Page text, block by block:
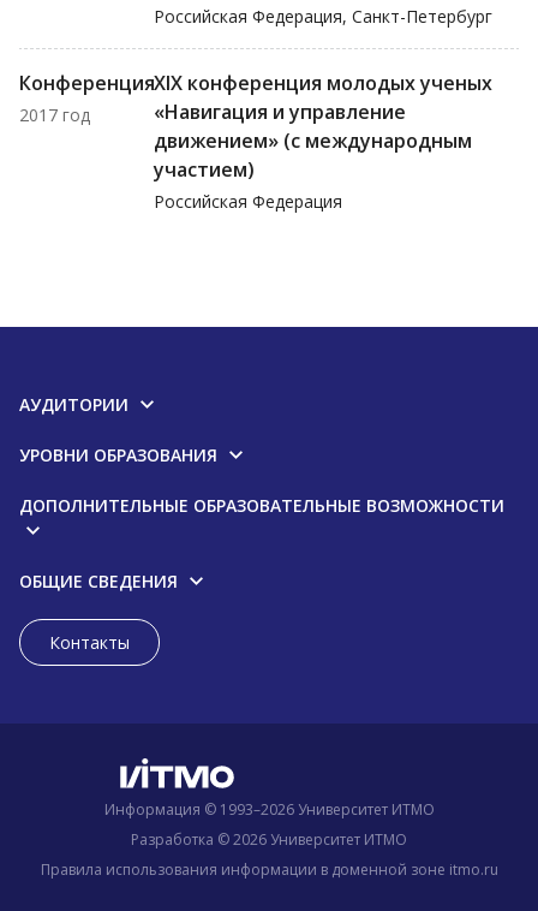
Российская Федерация, Санкт-Петербург
Конференция
2017 год
XIX конференция молодых ученых
«Навигация и управление
движением» (с международным
участием)
Российская Федерация
АУДИТОРИИ
УРОВНИ ОБРАЗОВАНИЯ
ДОПОЛНИТЕЛЬНЫЕ ОБРАЗОВАТЕЛЬНЫЕ ВОЗМОЖНОСТИ
ОБЩИЕ СВЕДЕНИЯ
Контакты
Информация © 1993–2026 Университет ИТМО
Разработка © 2026 Университет ИТМО
Правила использования информации в доменной зоне itmo.ru